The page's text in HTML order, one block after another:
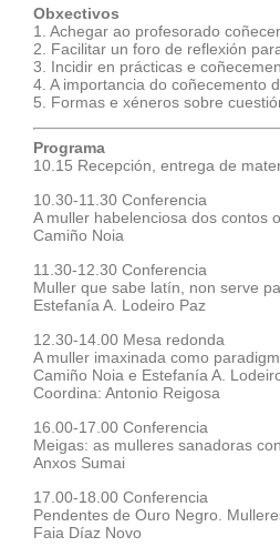
Obxectivos
1. Achegar ao profesorado
2. Facilitar un foro de reflexión
3. Incidir en prácticas e
4. A importancia do coñecemento
5. Formas e xéneros sobre
Programa
10.15 Recepción, entrega de
10.30-11.30 Conferencia
A muller habelenciosa dos contos
Camiño Noia
11.30-12.30 Conferencia
Muller que sabe latín, non serve
Estefanía A. Lodeiro Paz
12.30-14.00 Mesa redonda
A muller imaxinada como
Camiño Noia e Estefanía A.
Coordina: Antonio Reigosa
16.00-17.00 Conferencia
Meigas: as mulleres sanadoras
Anxos Sumai
17.00-18.00 Conferencia
Pendentes de Ouro Negro.
Faia Díaz Novo